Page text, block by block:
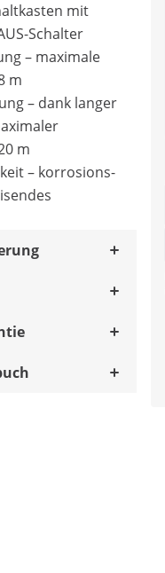
mit
Schalter
– maximale
m
– dank langer
m
– korrosions-